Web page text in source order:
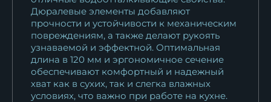
Дюралевые элементы добавляют
прочности и устойчивости к механическим
повреждениям, а также делают рукоять
узнаваемой и эффектной. Оптимальная
длина в 120 мм и эргономичное сечение
обеспечивают комфортный и надежный
хват как в сухих, так и слегка влажных
условиях, что важно при работе на кухне.